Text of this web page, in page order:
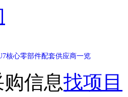
核心零部件配套供应商一览
AION V核心零部件配套供应商一览
信息找项目